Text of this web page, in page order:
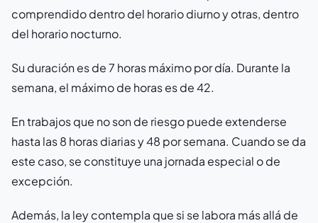
comprendido dentro del horario diurno y otras, dentro
del horario nocturno.
Su duración es de 7 horas máximo por día. Durante la
semana, el máximo de horas es de 42.
En trabajos que no son de riesgo puede extenderse
hasta las 8 horas diarias y 48 por semana. Cuando se da
este caso, se constituye una jornada especial o de
excepción.
Además, la ley contempla que si se labora más allá de